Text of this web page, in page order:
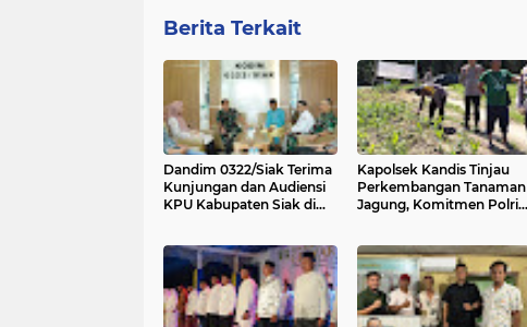
Berita Terkait
Dandim 0322/Siak Terima
Kunjungan dan Audiensi
KPU Kabupaten Siak di
Kapolsek Kandis Tinjau
Perkembangan Tanaman
Jagung, Komitmen Polri